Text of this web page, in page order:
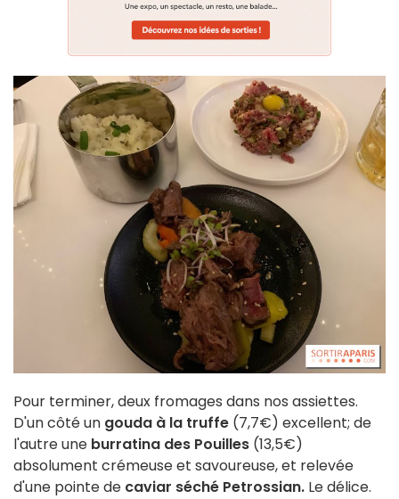
Pour terminer, deux fromages dans nos assiettes.
D'un côté un gouda à la truffe (7,7€) excellent; de
l'autre une burratina des Pouilles (13,5€)
absolument crémeuse et savoureuse, et relevée
d'une pointe de caviar séché Petrossian. Le délice.